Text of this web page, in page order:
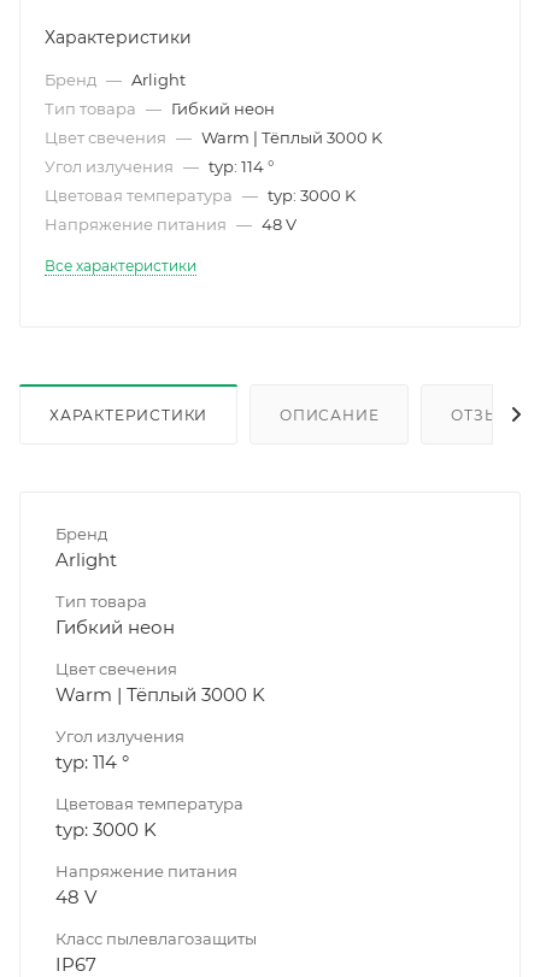
Характеристики
Бренд — Arlight
Тип товара — Гибкий неон
Цвет свечения — Warm | Тёплый 3000 K
Угол излучения — typ: 114 °
Цветовая температура — typ: 3000 K
Напряжение питания — 48 V
Все характеристики
ХАРАКТЕРИСТИКИ ОПИСАНИЕ ОТЗЫВЫ
Бренд
Arlight
Тип товара
Гибкий неон
Цвет свечения
Warm | Тёплый 3000 K
Угол излучения
typ: 114 °
Цветовая температура
typ: 3000 K
Напряжение питания
48 V
Класс пылевлагозащиты
IP67